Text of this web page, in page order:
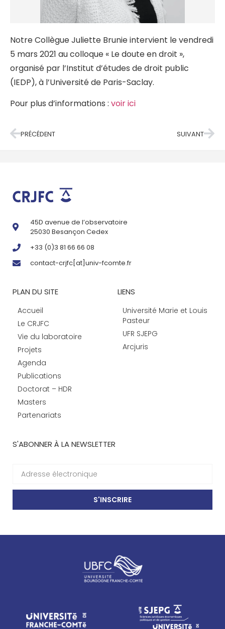
Notre Collègue Juliette Brunie intervient le vendredi
5 mars 2021 au colloque « Le doute en droit »,
organisé par l’Institut d’études de droit public
(IEDP), à l’Université de Paris-Saclay.
Pour plus d’informations : voir ici
PRÉCÉDENT SUIVANT
45D avenue de l’observatoire
25030 Besançon Cedex
+33 (0)3 81 66 66 08
contact-crjfc[at]univ-fcomte.fr
PLAN DU SITE
Accueil
Le CRJFC
Vie du laboratoire
Projets
Agenda
Publications
Doctorat – HDR
Masters
Partenariats
LIENS
Université Marie et Louis
Pasteur
UFR SJEPG
Arcjuris
S'ABONNER À LA NEWSLETTER
S'INSCRIRE